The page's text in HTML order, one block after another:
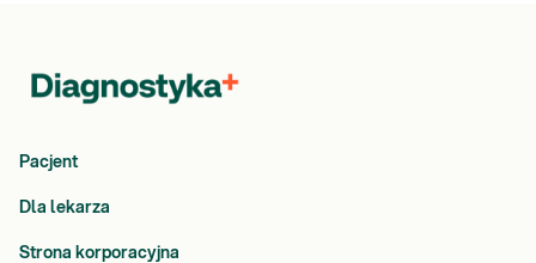
Pacjent
Dla lekarza
Strona korporacyjna